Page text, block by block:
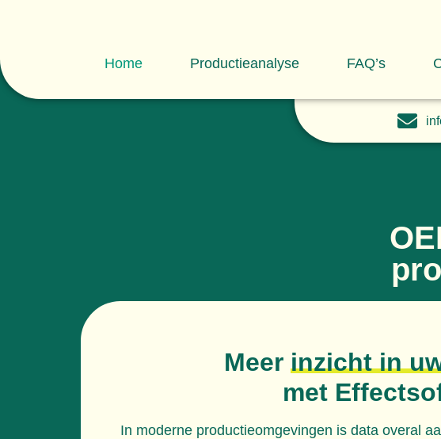
Home Productieanalyse FAQ’s
Meer inzicht in
met
In moderne productieomgevingen is data overal